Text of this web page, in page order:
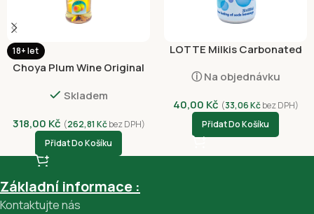
18+ let
Choya Plum Wine Original
Skladem
318,00 Kč (262,81 Kčbez DPH)
Přidat Do Košíku
LOTTE Milkis Carbonated
ⓘ Na objednávku
40,00 Kč (33,06Kčbez DPH)
Přidat Do Košíku
Základní informace :
Kontaktujte nás